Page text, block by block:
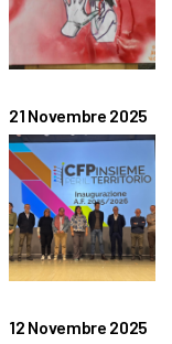
21 Novembre 2025
12 Novembre 2025